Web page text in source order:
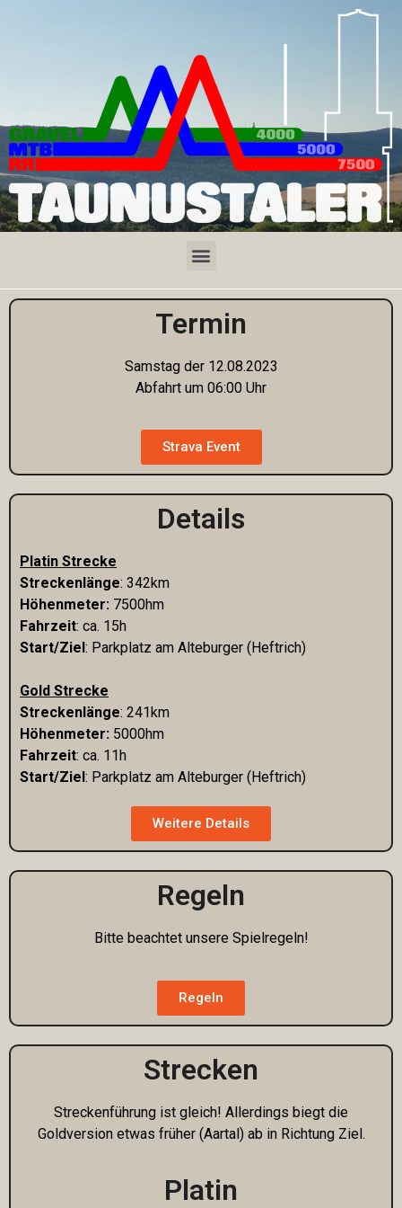
Termin
Samstag der 12.08.2023
Abfahrt um 06:00 Uhr
Strava Event
Details
Platin Strecke
Streckenlänge: 342km
Höhenmeter: 7500hm
Fahrzeit: ca. 15h
Start/Ziel : Parkplatz am Alteburger (Heftrich)
Gold Strecke
Streckenlänge: 241km
Höhenmeter: 5000hm
Fahrzeit: ca. 11h
Start/Ziel : Parkplatz am Alteburger (Heftrich)
Weitere Details
Regeln
Bitte beachtet unsere Spielregeln!
Regeln
Strecken
Streckenführung ist gleich! Allerdings biegt die
Goldversion etwas früher (Aartal) ab in Richtung Ziel.
Platin